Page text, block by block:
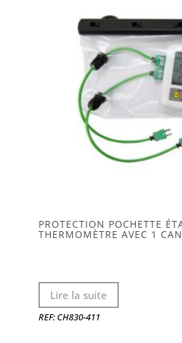
PROTECTION POCHETTE
THERMOMÈTRE AVEC 1
Lire la suite
REF: CH830-411